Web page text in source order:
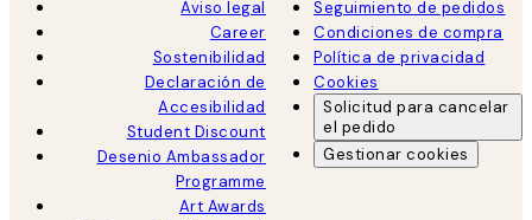
Aviso legal
Career
Sostenibilidad
Declaración de
Accesibilidad
Student Discount
Desenio Ambassador
Programme
Art Awards
Seguimiento de pedidos
Condiciones de compra
Política de privacidad
Cookies
Solicitud para cancelar
el pedido
Gestionar cookies